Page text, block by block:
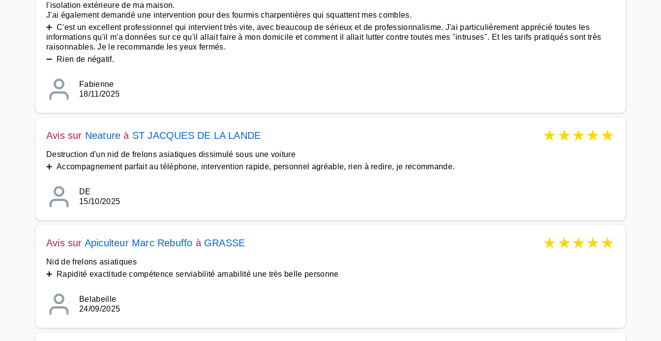
l'isolation extérieure de ma maison.
J'ai également demandé une intervention pour des fourmis charpentières qui squattent mes combles.
➕ C'est un excellent professionnel qui intervient très vite, avec beaucoup de sérieux et de professionnalisme. J'ai particulièrement apprécié toutes les
informations qu'il m'a données sur ce qu'il allait faire à mon domicile et comment il allait lutter contre toutes mes "intruses". Et les tarifs pratiqués sont très
raisonnables. Je le recommande les yeux fermés.
➖ Rien de négatif.
Fabienne
18/11/2025
Avis sur Neature à ST JACQUES DE LA LANDE ★★★★★
Destruction d'un nid de frelons asiatiques dissimulé sous une voiture
➕ Accompagnement parfait au téléphone, intervention rapide, personnel agréable, rien à redire, je recommande.
DE
15/10/2025
Avis sur Apiculteur Marc Rebuffo à GRASSE ★★★★★
Nid de frelons asiatiques
➕ Rapidité exactitude compétence serviabilité amabilité une très belle personne
Belabeille
24/09/2025